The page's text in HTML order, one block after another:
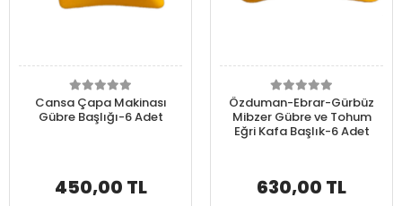
Cansa Çapa Makinası
Gübre Başlığı-6 Adet
450,00 TL
Özduman-Ebrar-Gürbüz
Mibzer Gübre ve Tohum
Eğri Kafa Başlık-6 Adet
630,00 TL